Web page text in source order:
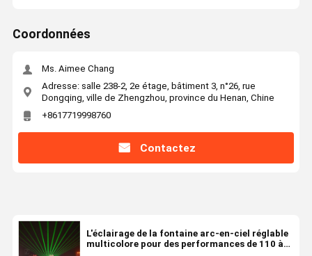
Coordonnées
Ms. Aimee Chang
Adresse: salle 238-2, 2e étage, bâtiment 3, n°26, rue
Dongqing, ville de Zhengzhou, province du Henan, Chine
+8617719998760
Contactez
L'éclairage de la fontaine arc-en-ciel réglable
multicolore pour des performances de 110 à